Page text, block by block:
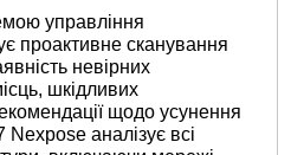
управління
проактивне сканування
невірних
шкідливих
щодо усунення
аналізує всі